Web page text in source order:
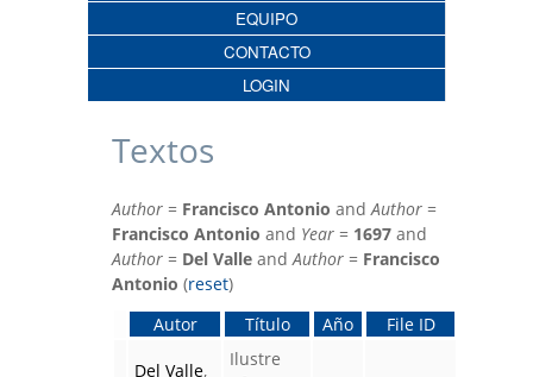
EQUIPO
CONTACTO
LOGIN
Textos
Author = Francisco Antonio andAuthor =
Francisco Antonio and Year = 1697 and
Author = Del Valle andAuthor = Francisco
Antonio (reset)
Autor
Título Año File ID
Del Valle,
Ilustre